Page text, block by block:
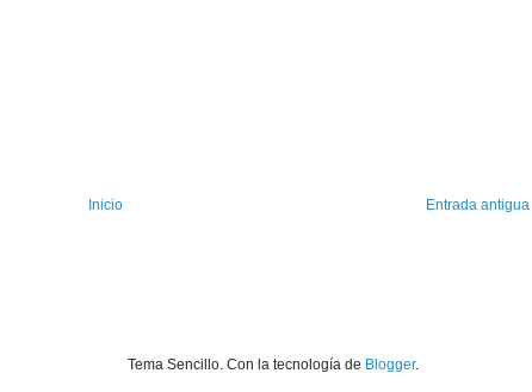
Entrada antigua
Inicio
Tema Sencillo. Con la tecnología de Blogger.